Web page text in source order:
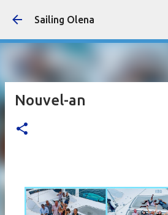
Sailing Olena
Nouvel-an